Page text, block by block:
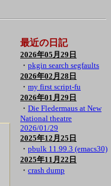
最近の日記
2026年05月29日
・ pkgin search segfaults
2026年02月28日
・ my first script-fu
2026年01月29日
・ Die Fledermaus at New
National theatre
2026/01/29
2025年12月25日
・ pbulk 11.99.3 (emacs30)
2025年11月22日
・ crash dump